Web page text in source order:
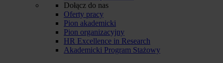
Dołącz do nas
Oferty pracy
Pion akademicki
Pion organizacyjny
HR Excellence in Research
Akademicki Program Stażowy